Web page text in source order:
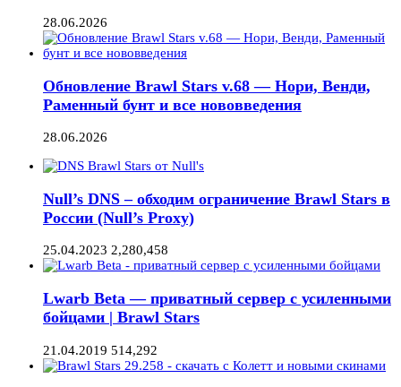
28.06.2026
Обновление Brawl Stars v.68 — Нори, Венди,
Раменный бунт и все нововведения
28.06.2026
Null’s DNS – обходим ограничение Brawl Stars в
России (Null’s Proxy)
25.04.2023 2,280,458
Lwarb Beta — приватный сервер с усиленными
бойцами | Brawl Stars
21.04.2019 514,292